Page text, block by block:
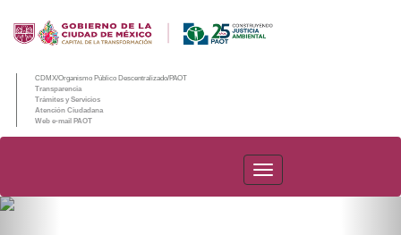
CDMX/Organismo Público Descentralizado/PAOT
Transparencia
Trámites y Servicios
Atención Ciudadana
Web e-mail PAOT
PAOT